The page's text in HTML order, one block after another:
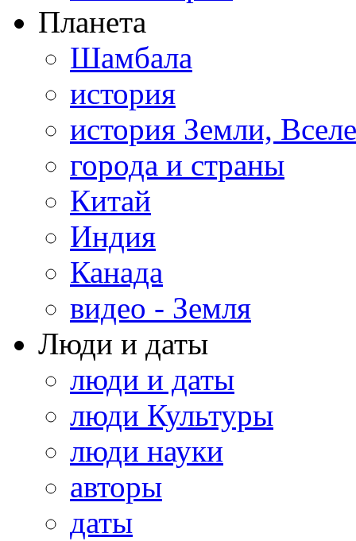
Планета
Шамбала
история
история Земли,
города и страны
Китай
Индия
Канада
видео - Земля
Люди и даты
люди и даты
люди Культуры
люди науки
авторы
даты